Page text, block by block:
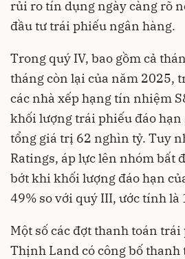
rủi ro tín dụng ngày càng rõ
đầu tư trái phiếu ngân hàng.
Trong quý IV, bao gồm cả
tháng còn lại của năm 2025,
các nhà xếp hạng tín nhiệm
khối lượng trái phiếu đáo hạn
tổng giá trị 62 nghìn tỷ. Tuy
Ratings, áp lực lên nhóm bất
bớt khi khối lượng đáo hạn
49% so với quý III, ước tính là
Một số các đợt thanh toán
Thịnh Land có công bố thanh